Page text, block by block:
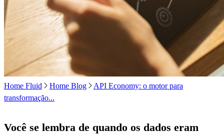
Home Fluid Home Blog
API Economy: o motor para
transformação...
Você se lembra de quando os dados eram